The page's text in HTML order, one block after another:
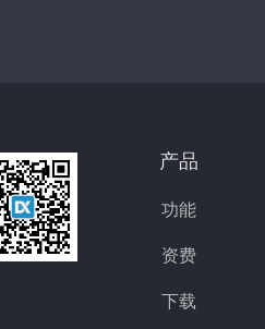
产品
功能
资费
下载